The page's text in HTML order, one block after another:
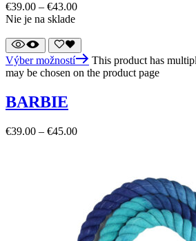
€39.00 – €43.00
Nie je na sklade
Výber možností
This product has
may be chosen on the product page
BARBIE
€39.00 – €45.00